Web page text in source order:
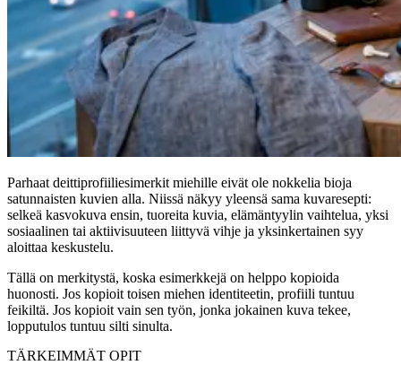
Parhaat deittiprofiiliesimerkit miehille eivät ole nokkelia bioja
satunnaisten kuvien alla. Niissä näkyy yleensä sama kuvaresepti:
selkeä kasvokuva ensin, tuoreita kuvia, elämäntyylin vaihtelua, yksi
sosiaalinen tai aktiivisuuteen liittyvä vihje ja yksinkertainen syy
aloittaa keskustelu.
Tällä on merkitystä, koska esimerkkejä on helppo kopioida
huonosti. Jos kopioit toisen miehen identiteetin, profiili tuntuu
feikiltä. Jos kopioit vain sen työn, jonka jokainen kuva tekee,
lopputulos tuntuu silti sinulta.
TÄRKEIMMÄT OPIT